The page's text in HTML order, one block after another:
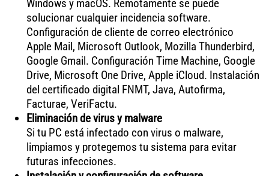
Windows y macOS. Remotamente se puede
solucionar cualquier incidencia software.
Configuración de cliente de correo electrónico
Apple Mail, Microsoft Outlook, Mozilla Thunderbird,
Google Gmail. Configuración Time Machine, Google
Drive, Microsoft One Drive, Apple iCloud. Instalación
del certificado digital FNMT, Java, Autofirma,
Facturae, VeriFactu.
Eliminación de virus y malware
Si tu PC está infectado con virus o malware,
limpiamos y protegemos tu sistema para evitar
futuras infecciones.